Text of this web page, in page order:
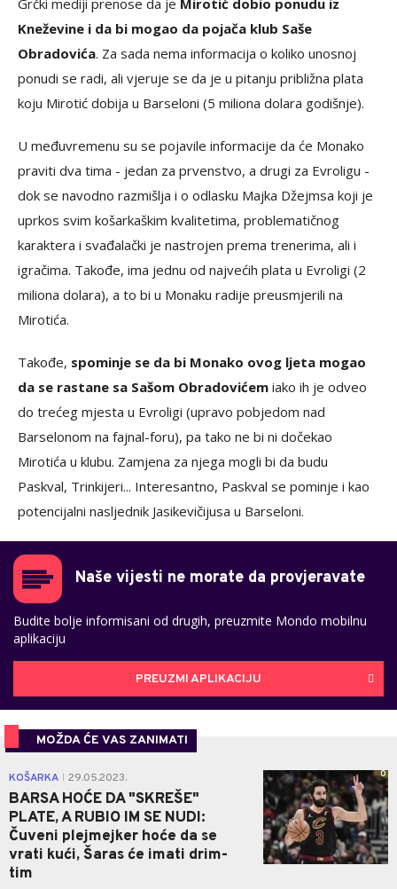
Grčki mediji prenose da je Mirotić dobio ponudu iz
Kneževine i da bi mogao da pojača klub Saše
Obradovića. Za sada nema informacija o koliko unosnoj
ponudi se radi, ali vjeruje se da je u pitanju približna plata
koju Mirotić dobija u Barseloni (5 miliona dolara godišnje).
U međuvremenu su se pojavile informacije da će Monako
praviti dva tima - jedan za prvenstvo, a drugi za Evroligu -
dok se navodno razmišlja i o odlasku Majka Džejmsa koji je
uprkos svim košarkaškim kvalitetima, problematičnog
karaktera i svađalački je nastrojen prema trenerima, ali i
igračima. Takođe, ima jednu od najvećih plata u Evroligi (2
miliona dolara), a to bi u Monaku radije preusmjerili na
Mirotića.
Takođe, spominje se da bi Monako ovog ljeta mogao
da se rastane sa Sašom Obradovićem iako ih je odveo
do trećeg mjesta u Evroligi (upravo pobjedom nad
Barselonom na fajnal-foru), pa tako ne bi ni dočekao
Mirotića u klubu. Zamjena za njega mogli bi da budu
Paskval, Trinkijeri... Interesantno, Paskval se pominje i kao
potencijalni nasljednik Jasikevičijusa u Barseloni.
Naše vijesti ne morate da provjeravate
Budite bolje informisani od drugih, preuzmite Mondo mobilnu
aplikaciju
PREUZMI APLIKACIJU
MOŽDA ĆE VAS ZANIMATI
KOŠARKA 29.05.2023.
BARSA HOĆE DA "SKREŠE"
PLATE, A RUBIO IM SE NUDI:
Čuveni plejmejker hoće da se
vrati kući, Šaras će imati drim-
tim
0